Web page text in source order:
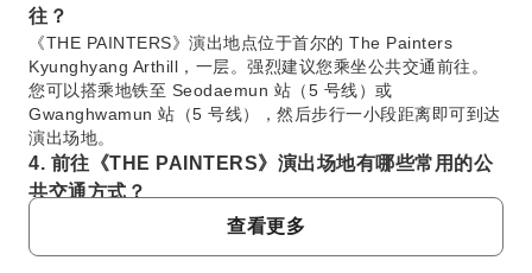
往？
《THE PAINTERS》演出地点位于首尔的 The Painters
Kyunghyang Arthill，一层。强烈建议您乘坐公共交通前往。
您可以搭乘地铁至 Seodaemun 站（5 号线）或
Gwanghwamun 站（5 号线），然后步行一小段距离即可到达
演出场地。
4. 前往《THE PAINTERS》演出场地有哪些常用的公
共交通方式？
前往 The Painters Kyunghyang Arthill 最常用且高效的公共
查看更多